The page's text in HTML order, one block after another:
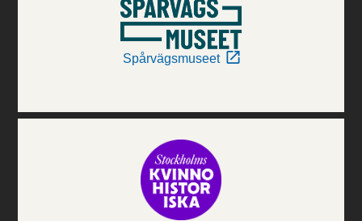
Spårvägsmuseet